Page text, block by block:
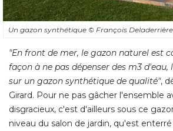
Un gazon synthétique © François Deladerrière
"En front de mer, le gazon naturel est
façon à ne pas dépenser des m3 d'eau,
sur un gazon synthétique de qualité",
Girard. Pour ne pas gâcher l'ensemble
disgracieux, c'est d'ailleurs sous ce
niveau du salon de jardin, qu'est